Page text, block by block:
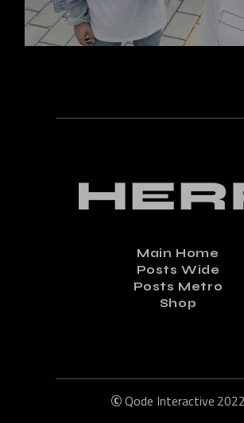
Main Home
Posts Wide
Posts Metro
Shop
©Qode Interactive 2022